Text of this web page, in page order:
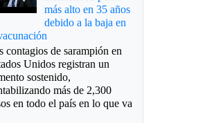
más alto en 35 años
debido a la baja en
contagios de sarampión en
Unidos registran un
sostenido,
más de 2,300
en todo el país en lo que va